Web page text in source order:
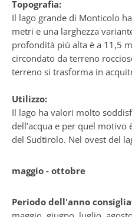
Topografia:
Il lago grande di Monticolo
metri e una larghezza
profondità più alta è a 11,5
circondato da terreno
terreno si trasforma in
Utilizzo:
Il lago ha valori molto
dell’acqua e per quel
del Sudtirolo. Nel ovest del
maggio - ottobre
Periodo dell'anno